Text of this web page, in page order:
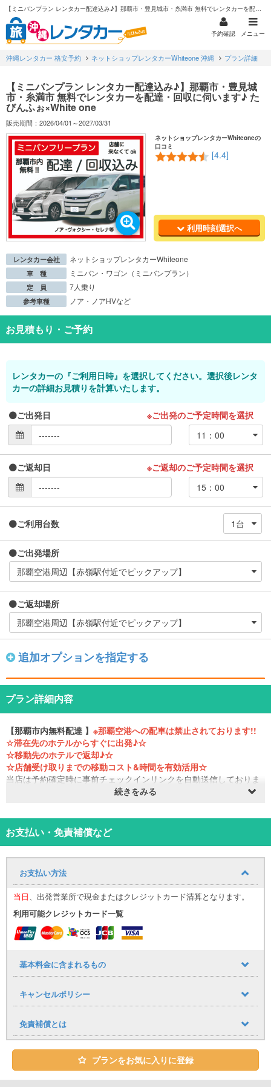
【ミニバンプラン レンタカー配達込み♪】那覇市・豊見城市・糸満市 無料でレンタカーを配達・回収に伺います♪ たびんふぉ×White one
予約確認 メニュー
沖縄レンタカー 格安予約 ネットショップレンタカーWhiteone 沖縄 プラン詳細
【ミニバンプラン レンタカー配達込み♪】那覇市・豊見城
市・糸満市 無料でレンタカーを配達・回収に伺います♪ た
びんふぉ×White one
販売期間：2026/04/01～2027/03/31
ネットショップレンタカーWhiteoneの
口コミ
[4.4]
利用時刻選択へ
レンタカー会社 ネットショップレンタカーWhiteone
車 種 ミニバン・ワゴン（ミニバンプラン）
定 員 7人乗り
参考車種 ノア・ノアHVなど
お見積もり・ご予約
レンタカーの『ご利用日時』を選択してください。選択後レンタ
カーの詳細お見積りを計算いたします。
ご出発日 ※ご出発のご予定時間を選択
ご返却日 ※ご返却のご予定時間を選択
ご利用台数
ご出発場所
ご返却場所
追加オプションを指定する
プラン詳細内容
【那覇市内無料配達 】 ※那覇空港への配車は禁止されております!!
☆滞在先のホテルからすぐに出発♪☆
☆移動先のホテルで返却♪☆
☆店舗受け取りまでの移動コスト&時間を有効活用☆
当店は予約確定時に事前チェックインリンクを自動送信しておりま
す。来店の必要がありませんので車を受け取ってから出発までスム
☆オススメの出発利用方法
【沖縄入りと同時にレンタカーを借りたい方】
→お客様が指定した場所へレンタカーをお持ちします!!
☆車両返却方法
【レンタカー返却後那覇空港へ行かれる方】
→弊社ヤードにて車両を返却後スタッフにて那覇空港まで送迎いた
します!!
【続けて滞在される方】
続きをみる
お支払い・免責補償など
お支払い方法
当日、出発営業所で現金またはクレジットカード清算となります。
利用可能クレジットカード一覧
基本料金に含まれるもの
キャンセルポリシー
免責補償とは
プランをお気に入りに登録